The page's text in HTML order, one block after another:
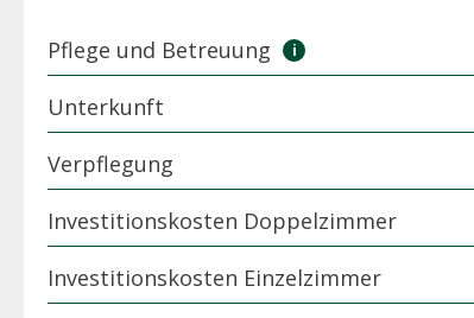
Pflege und Betreuung
Unterkunft
Verpflegung
Investitionskosten Doppelzimmer
Investitionskosten Einzelzimmer